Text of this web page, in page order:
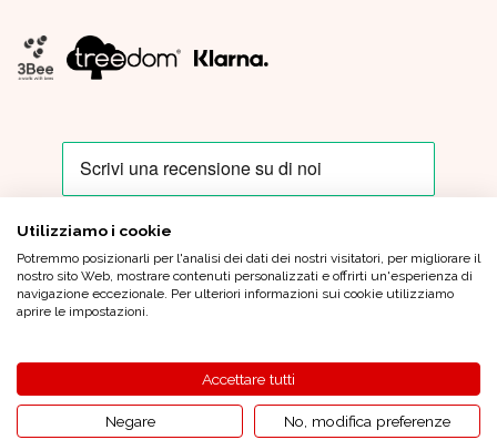
Oro In Euro Italia S.p.A. - Sede Legale: Piazza IV Novembre, 4 - 20124
Milano - Sede Operativa: Via XX Settembre, 6 - 21013 Gallarate (VA)
Tel. +39 0331 799 920
© 2026 Oro in Euro Tutti i diritti riservati
Utilizziamo i cookie
Potremmo posizionarli per l'analisi dei dati dei nostri visitatori, per migliorare il
nostro sito Web, mostrare contenuti personalizzati e offrirti un'esperienza di
navigazione eccezionale. Per ulteriori informazioni sui cookie utilizziamo
aprire le impostazioni.
Accettare tutti
Negare No, modifica preferenze